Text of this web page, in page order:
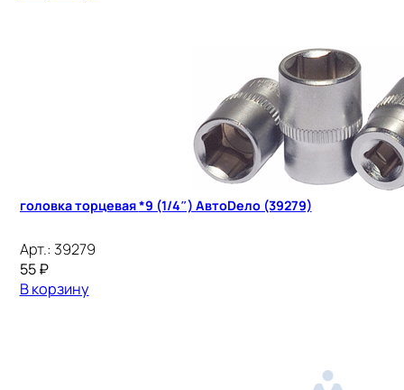
головка торцевая *9 (1/4″) АвтоDело (39279)
Арт.: 39279
55₽
В корзину